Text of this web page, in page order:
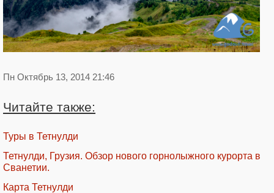
Пн Октябрь 13, 2014 21:46
Читайте также:
Туры в Тетнулди
Тетнулди, Грузия. Обзор нового горнолыжного курорта в
Сванетии.
Карта Тетнулди